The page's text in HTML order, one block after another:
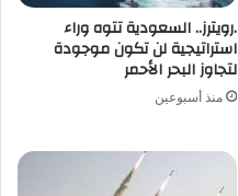
.رويترز.. السعودية تتوه وراء
استراتيجية لن تكون موجودة
لتجاوز البحر الأحمر
منذ أسبوعين